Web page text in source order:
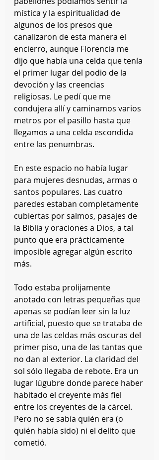
mística y la espiritualidad de
algunos de los presos que
canalizaron de esta manera el
encierro, aunque Florencia me
dijo que había una celda que tenía
el primer lugar del podio de la
devoción y las creencias
religiosas. Le pedí que me
condujera allí y caminamos varios
metros por el pasillo hasta que
llegamos a una celda escondida
entre las penumbras.
En este espacio no había lugar
para mujeres desnudas, armas o
santos populares. Las cuatro
paredes estaban completamente
cubiertas por salmos, pasajes de
la Biblia y oraciones a Dios, a tal
punto que era prácticamente
imposible agregar algún escrito
más.
Todo estaba prolijamente
anotado con letras pequeñas que
apenas se podían leer sin la luz
artificial, puesto que se trataba de
una de las celdas más oscuras del
primer piso, una de las tantas que
no dan al exterior. La claridad del
sol sólo llegaba de rebote. Era un
lugar lúgubre donde parece haber
habitado el creyente más fiel
entre los creyentes de la cárcel.
Pero no se sabía quién era (o
quién había sido) ni el delito que
cometió.